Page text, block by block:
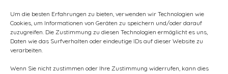
Um die besten Erfahrungen zu bieten, verwenden wir Technologien wie
Cookies, um Informationen von Geräten zu speichern und/oder darauf
zuzugreifen. Die Zustimmung zu diesen Technologien ermöglicht es uns,
Daten wie das Surfverhalten oder eindeutige IDs auf dieser Website zu
verarbeiten.
Wenn Sie nicht zustimmen oder Ihre Zustimmung widerrufen, kann dies
payment